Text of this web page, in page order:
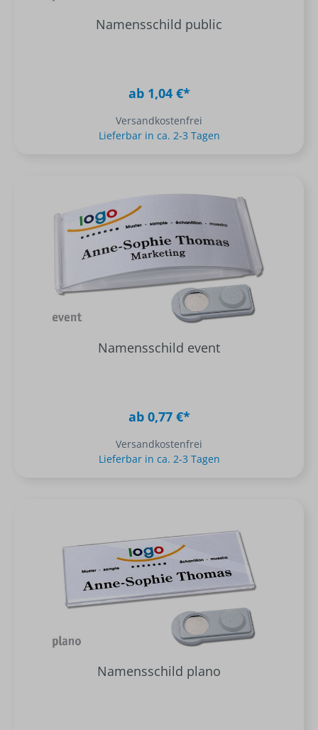
Namensschild public
ab 1,04 €*
Versandkostenfrei
Lieferbar in ca. 2-3 Tagen
Namensschild event
ab 0,77 €*
Versandkostenfrei
Lieferbar in ca. 2-3 Tagen
Namensschild plano